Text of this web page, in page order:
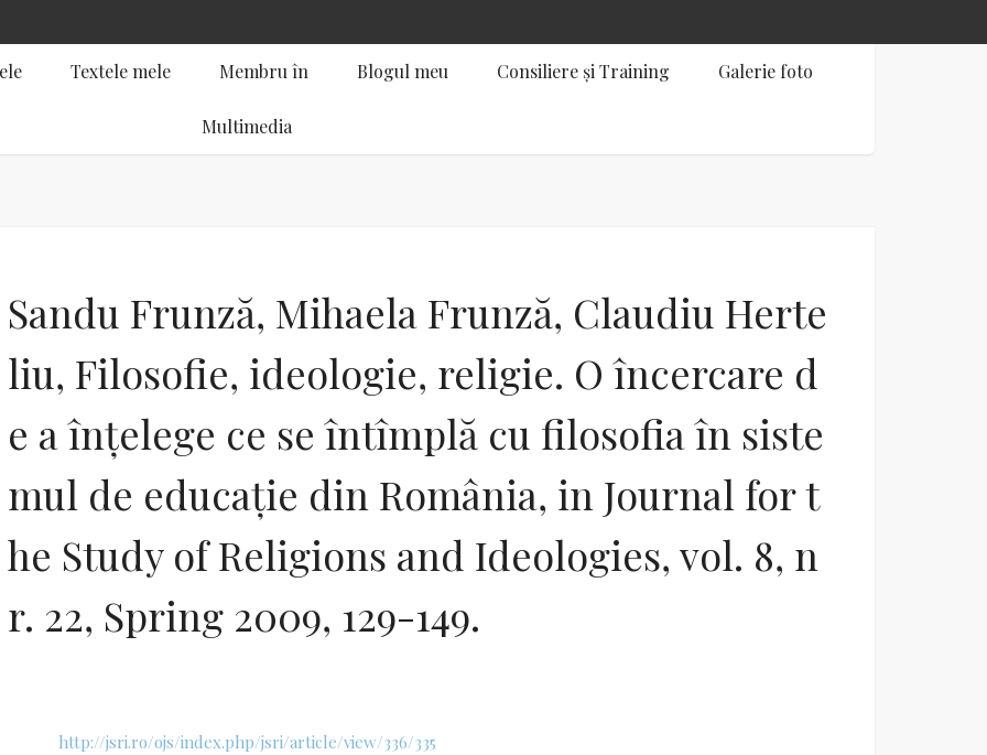
Textele mele Membru în Blogul meu Consiliere și Training Galerie foto
Multimedia
Sandu Frunză, Mihaela Frunză, Claudiu Herte
liu, Filosofie, ideologie, religie. O încercare d
e a înţelege ce se întîmplă cu filosofia în siste
mul de educaţie din România, in Journal for t
he Study of Religions and Ideologies, vol. 8, n
r. 22, Spring 2009, 129-149.
http://jsri.ro/ojs/index.php/jsri/article/view/336/335